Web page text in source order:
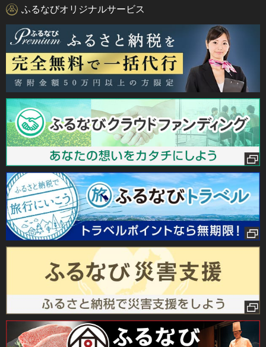
ふるなびオリジナルサービス